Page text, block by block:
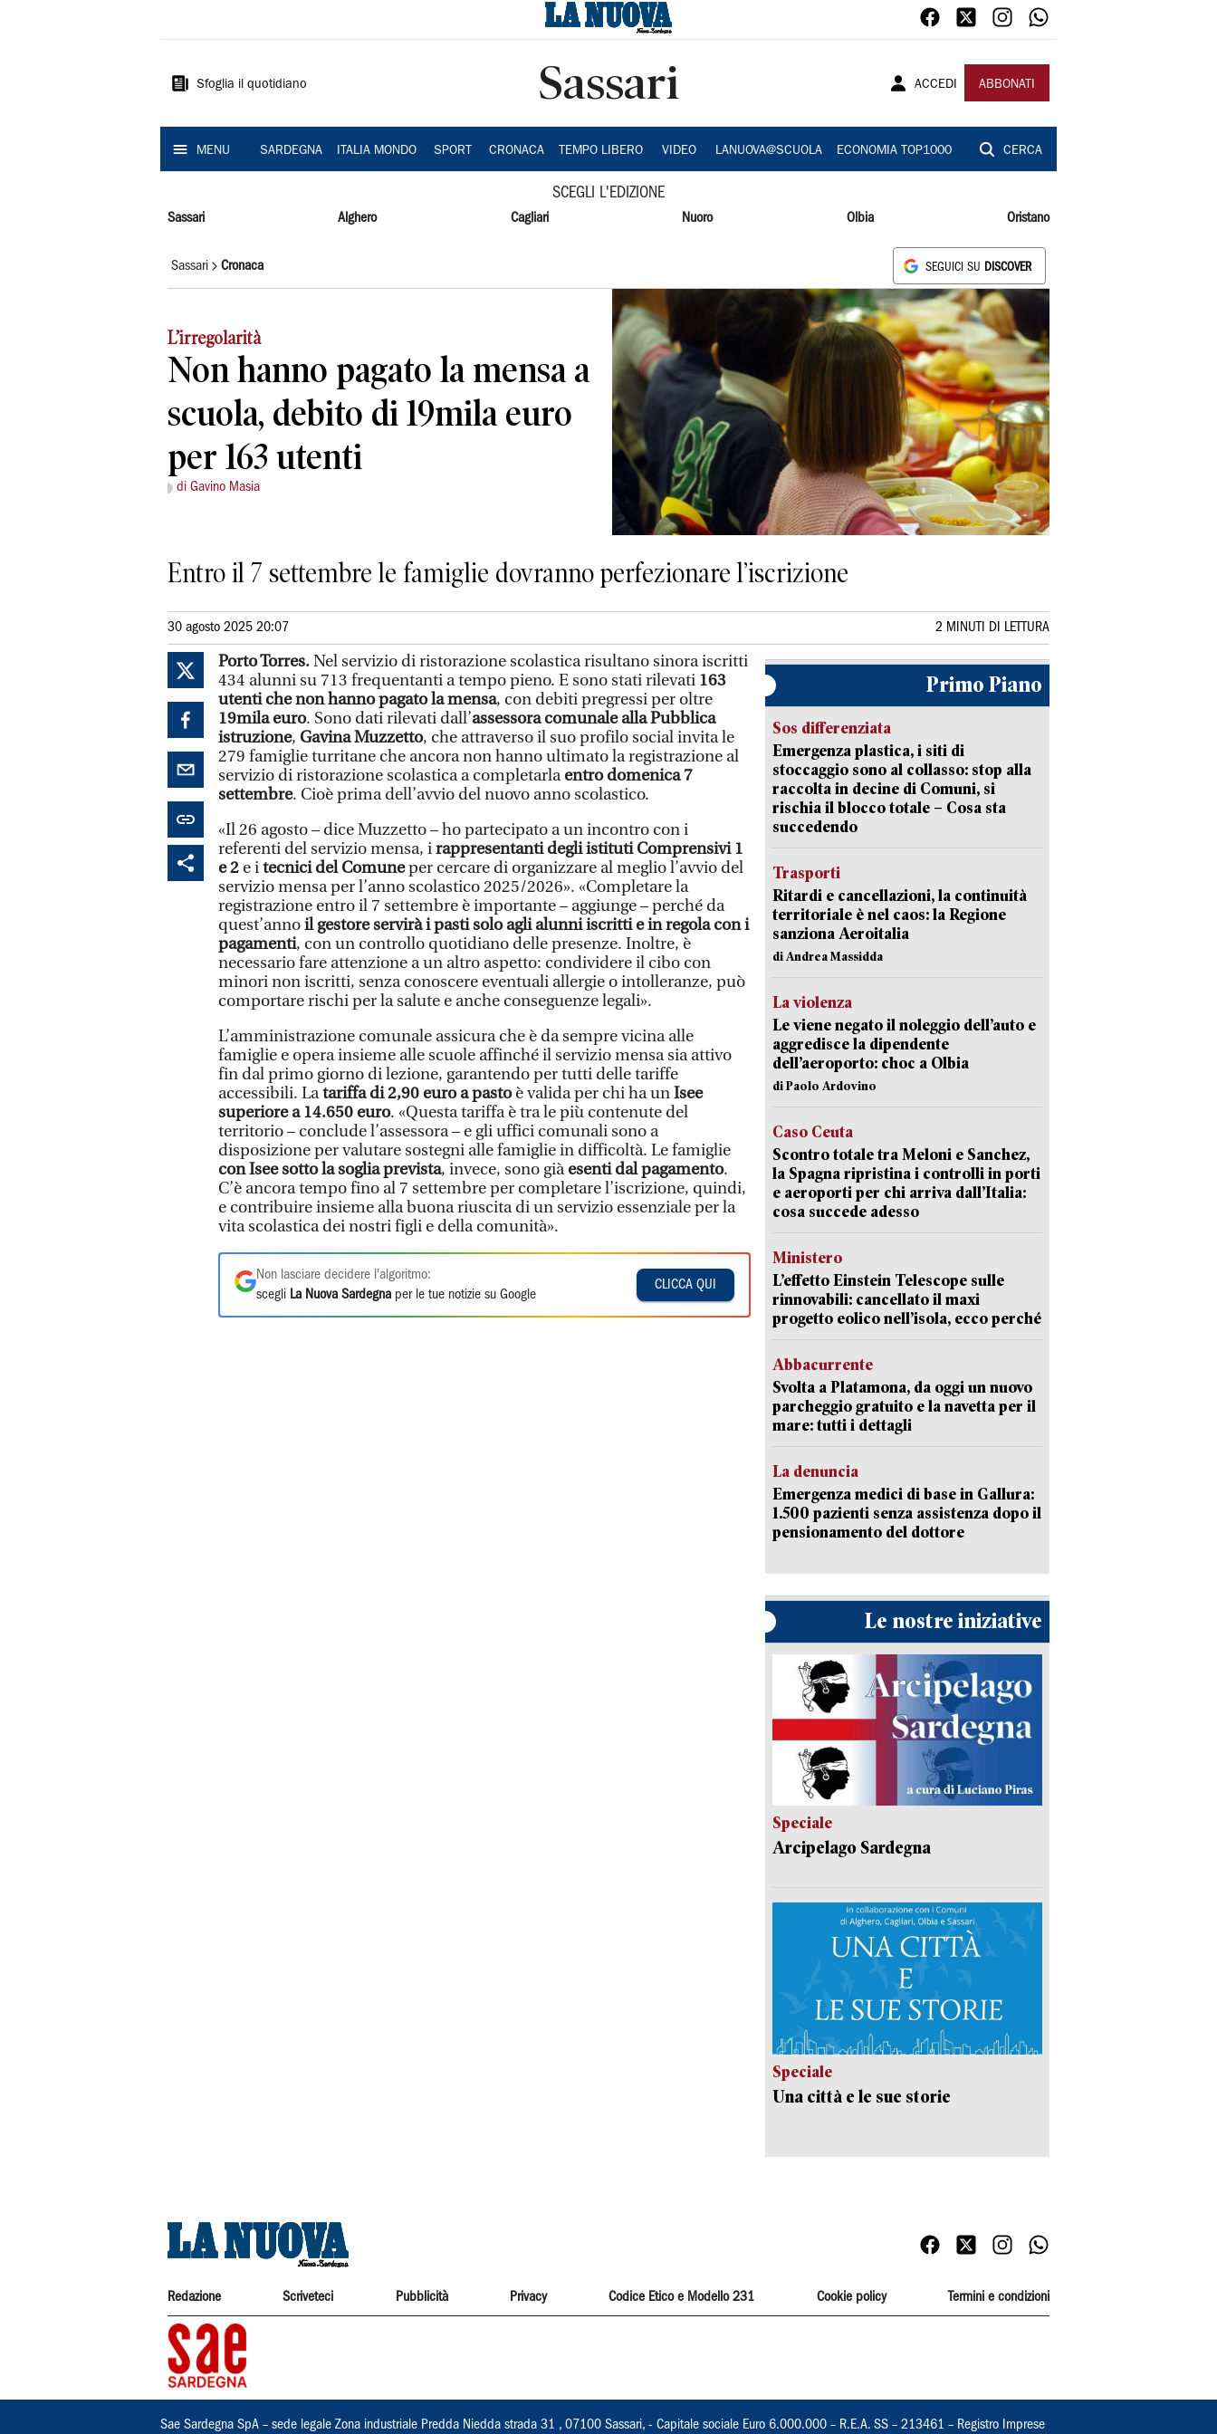
Sardegna
Sfoglia il quotidiano Sassari ACCEDI ABBONATI
MENU SARDEGNA ITALIA MONDO SPORT CRONACA TEMPO LIBERO VIDEO LANUOVA@SCUOLA ECONOMIA TOP1000 CERCA
SCEGLI L'EDIZIONE
Sassari Alghero Cagliari Nuoro Olbia Oristano
Sassari Cronaca SEGUICI SU DISCOVER
L’irregolarità
Non hanno pagato la mensa a
scuola, debito di 19mila euro
per 163 utenti
di Gavino Masia
Entro il 7 settembre le famiglie dovranno perfezionare l’iscrizione
30 agosto 2025 20:07 2 MINUTI DI LETTURA
Porto Torres.Nel servizio di ristorazione scolastica risultano sinora iscritti
434 alunni su 713 frequentanti a tempo pieno. E sono stati rilevati 163
utenti che non hanno pagato la mensa, con debiti pregressi per oltre
19mila euro. Sono dati rilevati dall’assessora comunale alla Pubblica
istruzione, Gavina Muzzetto, che attraverso il suo profilo social invita le
279 famiglie turritane che ancora non hanno ultimato la registrazione al
servizio di ristorazione scolastica a completarlaentro domenica 7
settembre. Cioè prima dell’avvio del nuovo anno scolastico.
«Il 26 agosto – dice Muzzetto – ho partecipato a un incontro con i
referenti del servizio mensa, irappresentanti degli istituti Comprensivi 1
e 2 e itecnici del Comuneper cercare di organizzare al meglio l’avvio del
servizio mensa per l’anno scolastico 2025/2026». «Completare la
registrazione entro il 7 settembre è importante – aggiunge – perché da
quest’annoil gestore servirà i pasti solo agli alunni iscritti e in regola con i
pagamenti, con un controllo quotidiano delle presenze. Inoltre, è
necessario fare attenzione a un altro aspetto: condividere il cibo con
minori non iscritti, senza conoscere eventuali allergie o intolleranze, può
comportare rischi per la salute e anche conseguenze legali».
L’amministrazione comunale assicura che è da sempre vicina alle
famiglie e opera insieme alle scuole affinché il servizio mensa sia attivo
fin dal primo giorno di lezione, garantendo per tutti delle tariffe
accessibili. Latariffa di 2,90 euro a pastoè valida per chi ha unIsee
superiore a 14.650 euro. «Questa tariffa è tra le più contenute del
territorio – conclude l’assessora – e gli uffici comunali sono a
disposizione per valutare sostegni alle famiglie in difficoltà. Le famiglie
con Isee sotto la soglia prevista, invece, sono giàesenti dal pagamento.
C’è ancora tempo fino al 7 settembre per completare l’iscrizione, quindi,
e contribuire insieme alla buona riuscita di un servizio essenziale per la
vita scolastica dei nostri figli e della comunità».
Non lasciare decidere l'algoritmo:
scegli La Nuova Sardegna per le tue notizie su Google
CLICCA QUI
Primo Piano
Sos differenziata
Emergenza plastica, i siti di
stoccaggio sono al collasso: stop alla
raccolta in decine di Comuni, si
rischia il blocco totale – Cosa sta
succedendo
Trasporti
Ritardi e cancellazioni, la continuità
territoriale è nel caos: la Regione
sanziona Aeroitalia
di Andrea Massidda
La violenza
Le viene negato il noleggio dell’auto e
aggredisce la dipendente
dell’aeroporto: choc a Olbia
di Paolo Ardovino
Caso Ceuta
Scontro totale tra Meloni e Sanchez,
la Spagna ripristina i controlli in porti
e aeroporti per chi arriva dall’Italia:
cosa succede adesso
Ministero
L’effetto Einstein Telescope sulle
rinnovabili: cancellato il maxi
progetto eolico nell’isola, ecco perché
Abbacurrente
Svolta a Platamona, da oggi un nuovo
parcheggio gratuito e la navetta per il
mare: tutti i dettagli
La denuncia
Emergenza medici di base in Gallura:
1.500 pazienti senza assistenza dopo il
pensionamento del dottore
Le nostre iniziative
Speciale
Arcipelago Sardegna
Speciale
Una città e le sue storie
Redazione Scriveteci Pubblicità Privacy Codice Etico e Modello 231 Cookie policy Termini e condizioni
Sae Sardegna SpA – sede legale Zona industriale Predda Niedda strada 31 , 07100 Sassari, - Capitale sociale Euro 6.000.000 – R.E.A. SS – 213461 – Registro Imprese